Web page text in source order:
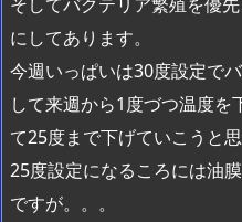
にしてあります。
今週いっぱいは30度設定で
して来週から1度づつ温度
て25度まで下げていこうと思
25度設定になるころには油
ですが。。。